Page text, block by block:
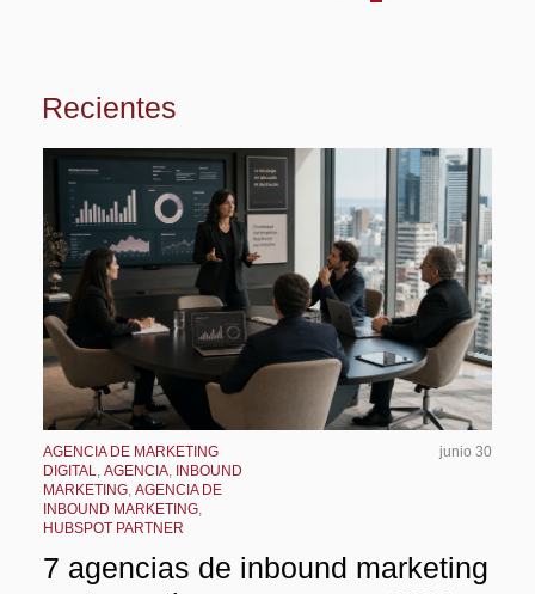
Recientes
AGENCIA DE MARKETING
DIGITAL, AGENCIA, INBOUND
MARKETING, AGENCIA DE
INBOUND MARKETING,
HUBSPOT PARTNER
junio 30
7 agencias de inbound marketing